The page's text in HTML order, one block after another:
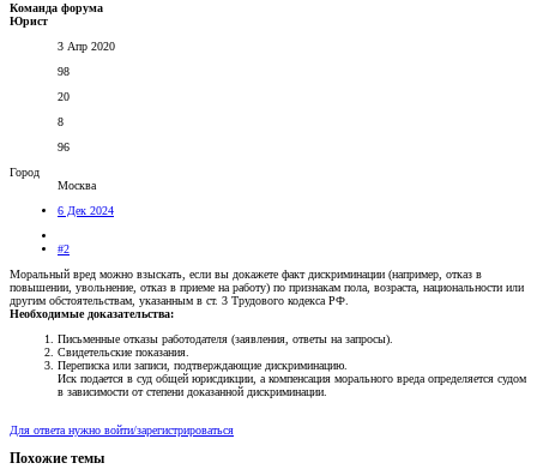
Команда форума
Юрист
3 Апр 2020
98
20
8
96
Город
Москва
6 Дек 2024
#2
Моральный вред можно взыскать, если вы докажете факт дискриминации (например, отказ в
повышении, увольнение, отказ в приеме на работу) по признакам пола, возраста, национальности или
другим обстоятельствам, указанным в ст. 3 Трудового кодекса РФ.
Необходимые доказательства:
Письменные отказы работодателя (заявления, ответы на запросы).
Свидетельские показания.
Переписка или записи, подтверждающие дискриминацию.
Иск подается в суд общей юрисдикции, а компенсация морального вреда определяется судом
в зависимости от степени доказанной дискриминации.
Для ответа нужно войти/зарегистрироваться
Похожие темы